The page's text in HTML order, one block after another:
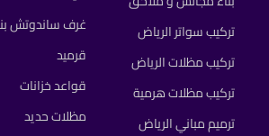
تركيب سواتر الرياض
تركيب مظلات الرياض
تركيب مظلات هرمية
ترميم مباني الرياض
غرف ساندوتش
قرميد
قواعد خزانات
مظلات حديد